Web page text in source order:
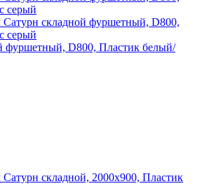
фуршетный, D800, Пластик белый/